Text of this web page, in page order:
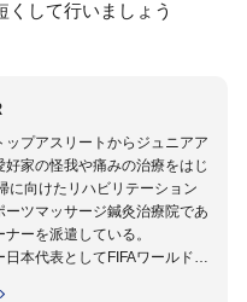
して行いましょう
プアスリートからジュニアア
家の怪我や痛みの治療をはじ
に向けたリハビリテーション
ーツマッサージ鍼灸治療院であ
ーを派遣している。
本代表としてFIFAワールドカ